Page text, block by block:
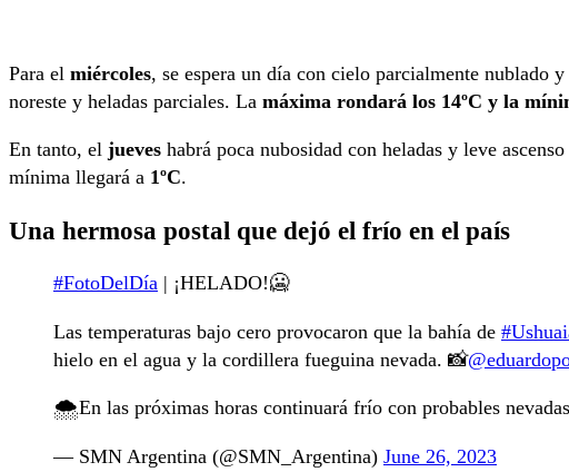
Para el miércoles, se espera un día con cielo parcialmente nublado
noreste y heladas parciales. La máxima rondará los 14ºC y la
En tanto, el jueves habrá poca nubosidad con heladas y leve
mínima llegará a 1ºC.
Una hermosa postal que dejó el frío en el país
#FotoDelDía | ¡HELADO!🥶
Las temperaturas bajo cero provocaron que la bahía de
hielo en el agua y la cordillera fueguina nevada. 📸
🌨️En las próximas horas continuará frío con probables
— SMN Argentina (@SMN_Argentina) June 26, 2023